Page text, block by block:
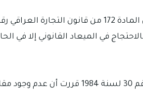
في الميعاد القانوني إلا في
ومن المسائل المهمة أن المادة 141 من